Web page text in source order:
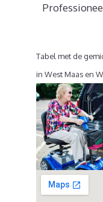
Tabel met de
in West Maas en